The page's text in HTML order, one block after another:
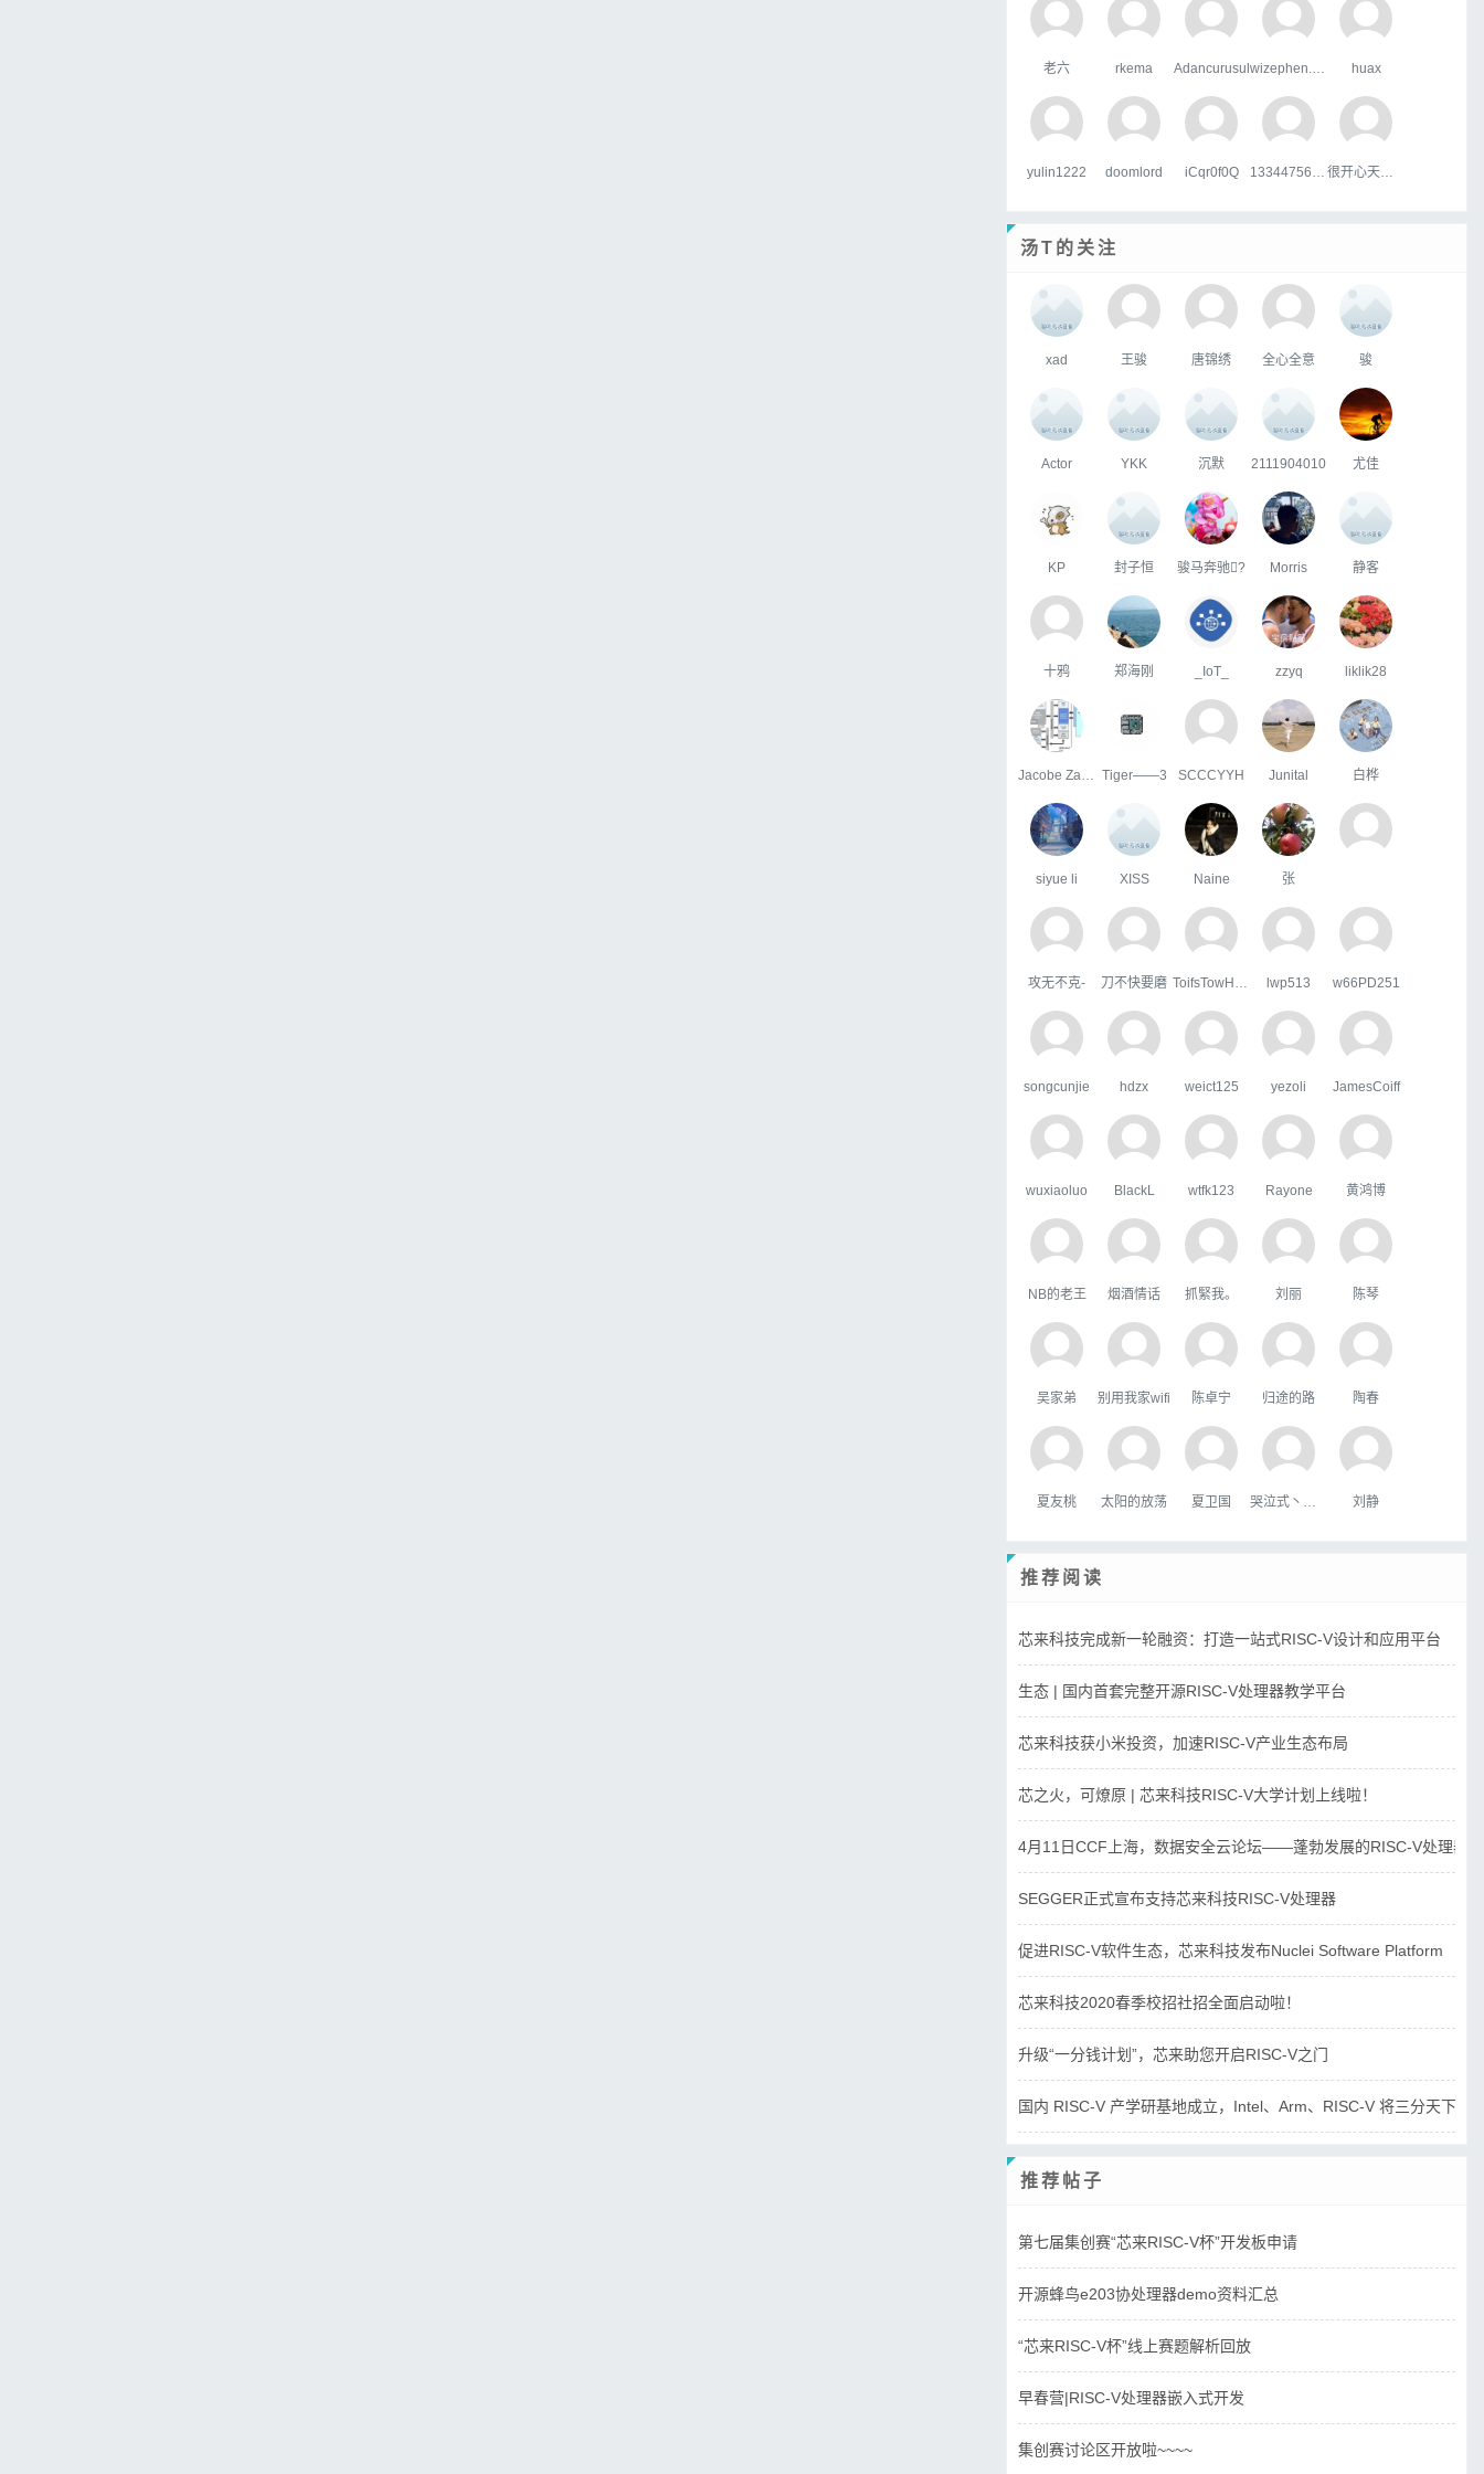
老六 rkema Adancurusul huax
yulin1222 doomlord iCqr0f0Q
汤T的关注
xad 王骏 唐锦绣 全心全意 骏
Actor YKK 沉默 2111904010 尤佳
KP 封子恒 骏马奔驰? Morris 静客
十鸦 郑海刚 _IoT_ zzyq liklik28
Tiger——3 SCCCYYH Junital 白桦
siyue li XISS Naine 张
攻无不克- 刀不快要磨 lwp513 w66PD251
songcunjie hdzx weict125 yezoli JamesCoiff
wuxiaoluo BlackL wtfk123 Rayone 黄鸿博
NB的老王 烟酒情话 抓緊我。 刘丽 陈琴
吴家弟 别用我家wifi 陈卓宁 归途的路 陶春
夏友桃 太阳的放荡 夏卫国 刘静
推荐阅读
芯来科技完成新一轮融资：打造一站式RISC-V设计和应用平台
生态 | 国内首套完整开源RISC-V处理器教学平台
芯来科技获小米投资，加速RISC-V产业生态布局
芯之火，可燎原 | 芯来科技RISC-V大学计划上线啦！
4月11日CCF上海，数据安全云论坛——蓬勃发展的RISC-V处理器
SEGGER正式宣布支持芯来科技RISC-V处理器
促进RISC-V软件生态，芯来科技发布Nuclei Software Platform
芯来科技2020春季校招社招全面启动啦！
升级“一分钱计划”，芯来助您开启RISC-V之门
国内 RISC-V 产学研基地成立，Intel、Arm、RISC-V 将三分天下？
推荐帖子
第七届集创赛“芯来RISC-V杯”开发板申请
开源蜂鸟e203协处理器demo资料汇总
“芯来RISC-V杯”线上赛题解析回放
早春营|RISC-V处理器嵌入式开发
集创赛讨论区开放啦~~~~